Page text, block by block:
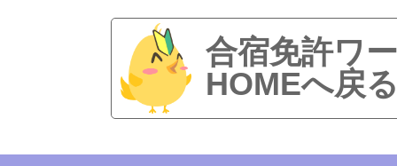
合宿免許ワ
HOMEへ戻